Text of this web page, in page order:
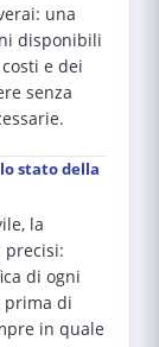
una
disponibili
e dei
senza
stato della
la
precisi:
di ogni
prima di
in quale